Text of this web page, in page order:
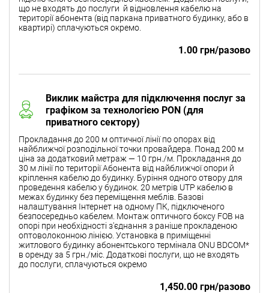
що не входять до послуги й відновлення кабелю на
території абонента (від паркана приватного будинку, або в
квартирі) сплачуються окремо.
1.00 грн/разово
Виклик майстра для підключення послуг за
графіком за технологією PON (для
приватного сектору)
Прокладання до 200 м оптичної лінії по опорах від
найближчої розподільної точки провайдера. Понад 200 м
ціна за додатковий метраж — 10 грн./м. Прокладання до
30 м лінії по території Абонента від найближчої опори й
кріплення кабелю до будинку. Буріння одного отвору для
проведення кабелю у будинок. 20 метрів UTP кабелю в
межах будинку без переміщення меблів. Базові
налаштування Інтернет на одному ПК, підключеного
безпосередньо кабелем. Монтаж оптичного боксу FOB на
опорі при необхідності з'єднання з раніше прокладеною
оптоволоконною лінією. Установка в приміщенні
житлового будинку абонентського термінала ONU BDCOM*
в оренду за 5 грн./міс. Додаткові послуги, що не входять
до послуги, сплачуються окремо
1,450.00 грн/разово